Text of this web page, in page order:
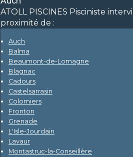
ATOLL PISCINES Pisciniste
proximité de :
Auch
Balma
Beaumont-de-Lomagne
Blagnac
Cadours
Castelsarrasin
Colomiers
Fronton
Grenade
L'Isle-Jourdain
Lavaur
Montastruc-la-Conseillère